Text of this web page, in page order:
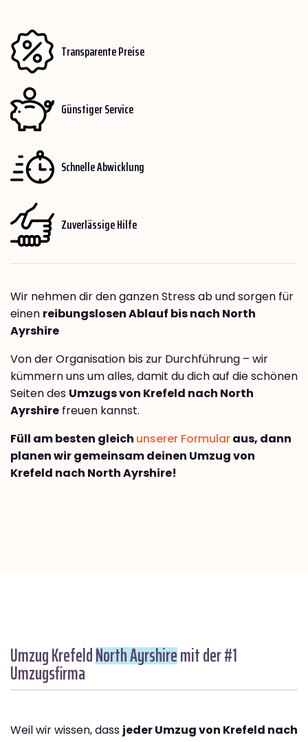
Transparente Preise
Günstiger Service
Schnelle Abwicklung
Zuverlässige Hilfe
Wir nehmen dir den ganzen Stress ab und sorgen für
einen reibungslosen Ablauf bis nach North
Ayrshire
Von der Organisation bis zur Durchführung – wir
kümmern uns um alles, damit du dich auf die schönen
Seiten des Umzugs von Krefeld nach North
Ayrshire freuen kannst.
Füll am besten gleich unserer Formularaus, dann
planen wir gemeinsam deinen Umzug von
Krefeld nach North Ayrshire!
Umzug KrefeldNorth Ayrshiremit der #1
Umzugsfirma
Weil wir wissen, dass jeder Umzug von Krefeld nach